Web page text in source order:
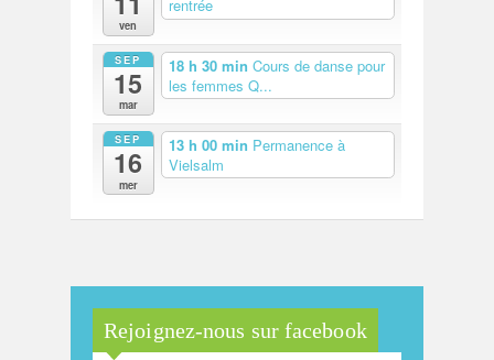
ven
rentrée
SEP
15
mar
18 h 30 min Cours de danse pour
les femmes Q...
SEP
16
mer
13 h 00 min Permanence à
Vielsalm
Rejoignez-nous sur facebook